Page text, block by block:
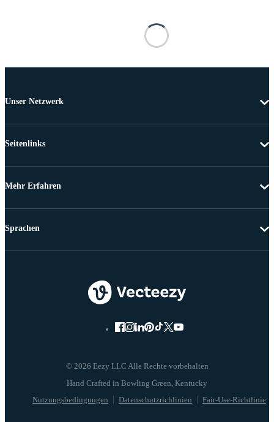
Unser Netzwerk
Seitenlinks
Mehr Erfahren
© 2026 Eezy LLC Alle Rechte vorbehalten
Nutzungsbedingungen Datenschutzrichlinien Fair-Use-Richtlinie
Sprachen